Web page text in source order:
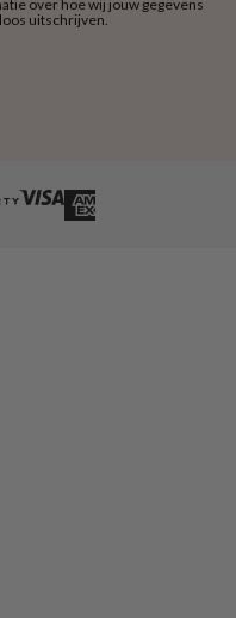
over hoe wij jouw gegevens
uitschrijven.